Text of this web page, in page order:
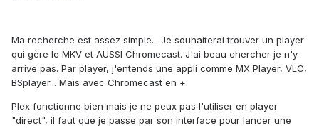
Ma recherche est assez simple... Je souhaiterai trouver un player
qui gère le MKV et AUSSI Chromecast. J'ai beau chercher je n'y
arrive pas. Par player, j'entends une appli comme MX Player, VLC,
BSplayer... Mais avec Chromecast en +.
Plex fonctionne bien mais je ne peux pas l'utiliser en player
"direct", il faut que je passe par son interface pour lancer une